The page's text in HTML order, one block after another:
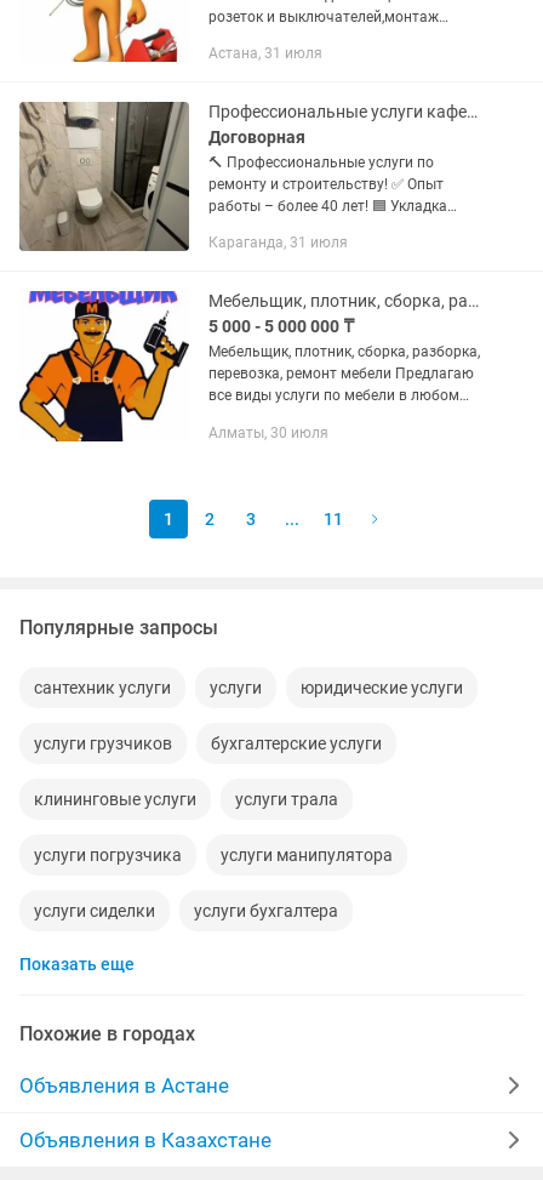
розеток и выключателей,монтаж
установка бытовой техники, установка
Астана, 31 июля
Профессиональные услуги кафельщика, плотника, каменщика и сантехника
Договорная
🔨 Профессиональные услуги по
ремонту и строительству! ✅ Опыт
работы – более 40 лет! 🟦 Укладка
работы 🚿 Сантехнические услуги
🏠...
Караганда, 31 июля
Мебельщик, плотник, сборка, разборка, перевозка, ремонт мебели
5 000 - 5 000 000 ₸
Мебельщик, плотник, сборка, разборка,
перевозка, ремонт мебели Предлагаю
все виды услуги по мебели в любом
мебели (кухни, прихожие, полки на
Алматы, 30 июля
1 2 3 ... 11
Популярные запросы
сантехник услуги услуги юридические услуги
услуги грузчиков бухгалтерские услуги
клининговые услуги услуги трала
услуги погрузчика услуги манипулятора
услуги сиделки услуги бухгалтера
услуги кафельщика
услуги сантехника услуги повара
услуги программиста услуги монтажа
Показать еще
Похожие в городах
Объявления в Астане
Объявления в Казахстане